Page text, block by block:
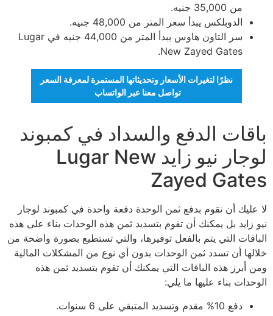
من 35,000 جنيه.
الدوبلكس يبدأ سعر المتر من 48,000 جنيه.
سر التاون هاوس يبدأ المتر من 44,000 جنيه في Lugar
New Zayed Gates.
نظرًا لتغيرات الأسعار وتحديثاتها المستمرة لمعرفة السعر
تواصل معنا عبر الواتساب
باقات الدفع والسداد في كمبوند
لوجار نيو زايد Lugar New
Zayed Gates
لا عليك أن تقوم بدفع ثمن الوحدة دفعة واحدة في كمبوند لوجار
نيو زايد بل يمكنك أن تقوم بتسديد ثمن هذه الوحدات بناء على هذه
الباقات التي يتم بالفعل توفيرها، والتي تستطيع بصورة واضحة من
خلالها أن تسدد ثمن الوحدات بدون أي نوع من المشكلات المالية
ومن أبرز هذه الباقات التي يمكنك أن تقوم بتسديد ثمن هذه
الوحدات بناء عليها ما يلي:
دفع 10% مقدم وتسديد المتبقي على 6 سنوات.